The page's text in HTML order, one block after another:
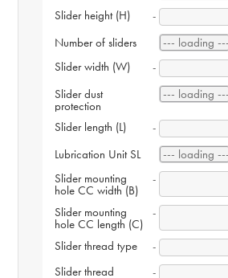
Slider height (H) -
Number of sliders
Slider width (W) -
Slider dust
protection
Slider length (L) -
Lubrication Unit SL
Slider mounting
hole CC width (B)
-
Slider mounting
hole CC length (C)
-
Slider thread type -
Slider thread -